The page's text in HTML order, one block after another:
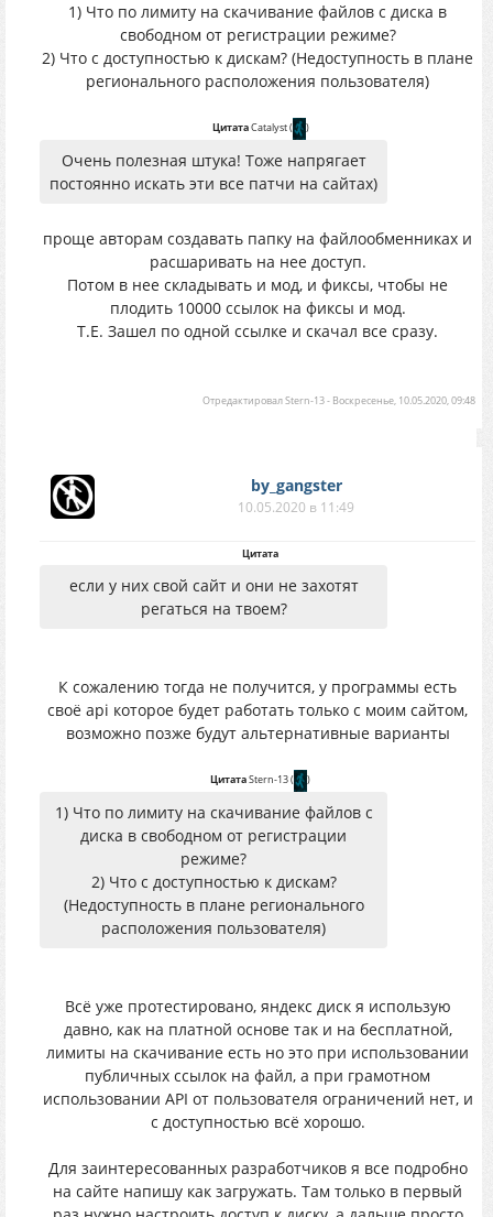
1) Что по лимиту на скачивание файлов с диска в
свободном от регистрации режиме?
2) Что с доступностью к дискам? (Недоступность в плане
регионального расположения пользователя)
ЦитатаCatalyst( )
Очень полезная штука! Тоже напрягает
постоянно искать эти все патчи на сайтах)
проще авторам создавать папку на файлообменниках и
расшаривать на нее доступ.
Потом в нее складывать и мод, и фиксы, чтобы не
плодить 10000 ссылок на фиксы и мод.
Т.Е. Зашел по одной ссылке и скачал все сразу.
ОтредактировалStern-13- Воскресенье, 10.05.2020, 09:48
by_gangster
10.05.2020 в 11:49
Цитата
если у них свой сайт и они не захотят
регаться на твоем?
К сожалению тогда не получится, у программы есть
своё api которое будет работать только с моим сайтом,
возможно позже будут альтернативные варианты
ЦитатаStern-13( )
1) Что по лимиту на скачивание файлов с
диска в свободном от регистрации
режиме?
2) Что с доступностью к дискам?
(Недоступность в плане регионального
расположения пользователя)
Всё уже протестировано, яндекс диск я использую
давно, как на платной основе так и на бесплатной,
лимиты на скачивание есть но это при использовании
публичных ссылок на файл, а при грамотном
использовании API от пользователя ограничений нет, и
с доступностью всё хорошо.
Для заинтересованных разработчиков я все подробно
на сайте напишу как загружать. Там только в первый